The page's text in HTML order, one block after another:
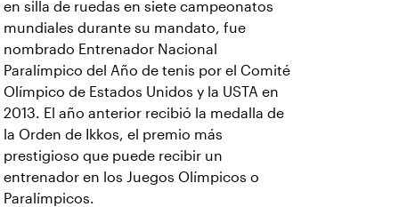
en silla de ruedas en siete campeonatos
mundiales durante su mandato, fue
nombrado Entrenador Nacional
Paralímpico del Año de tenis por el Comité
Olímpico de Estados Unidos y la USTA en
2013. El año anterior recibió la medalla de
la Orden de Ikkos, el premio más
prestigioso que puede recibir un
entrenador en los Juegos Olímpicos o
Paralímpicos.